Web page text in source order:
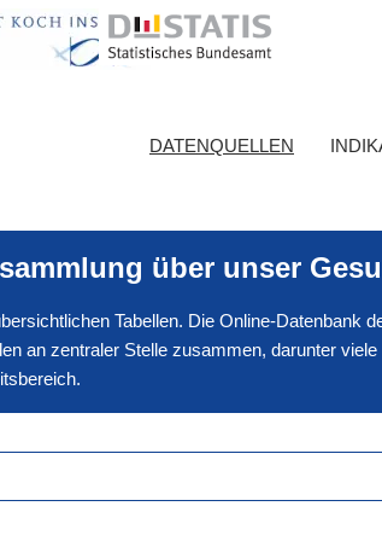
DATENQUELLEN
über unser
Tabellen. Die Online-Datenbank
an zentraler Stelle zusammen, darunter